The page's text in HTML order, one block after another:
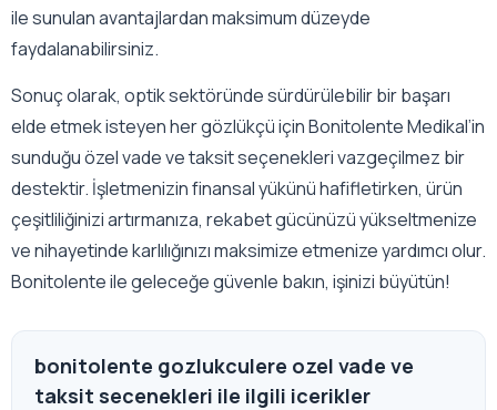
ile sunulan avantajlardan maksimum düzeyde
faydalanabilirsiniz.
Sonuç olarak, optik sektöründe sürdürülebilir bir başarı
elde etmek isteyen her gözlükçü için Bonitolente Medikal’in
sunduğu özel vade ve taksit seçenekleri vazgeçilmez bir
destektir. İşletmenizin finansal yükünü hafifletirken, ürün
çeşitliliğinizi artırmanıza, rekabet gücünüzü yükseltmenize
ve nihayetinde karlılığınızı maksimize etmenize yardımcı olur.
Bonitolente ile geleceğe güvenle bakın, işinizi büyütün!
bonitolente gozlukculere ozel vade ve
taksit secenekleri ile ilgili icerikler